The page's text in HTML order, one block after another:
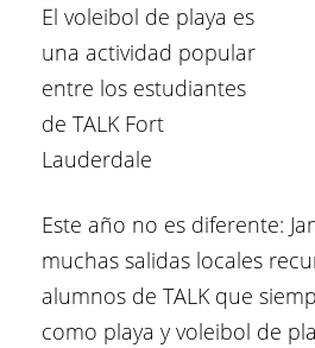
El voleibol de playa es
una actividad popular
entre los estudiantes
de TALK Fort
Lauderdale
Este año no es diferente:
muchas salidas locales
alumnos de TALK que
como playa y voleibol de